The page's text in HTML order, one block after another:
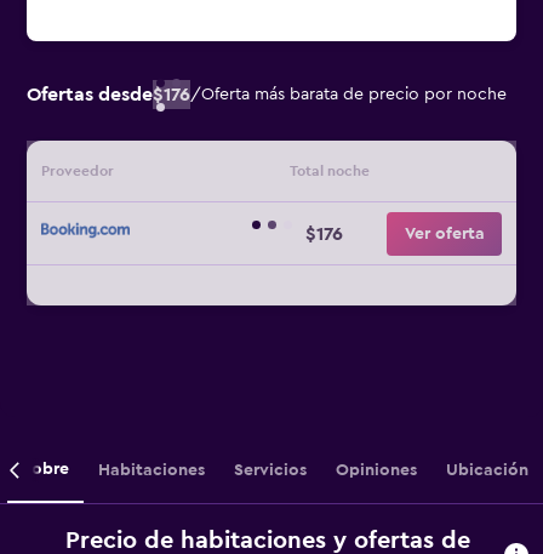
Ofertas desde$176/Oferta más barata de precio por noche
Proveedor Total noche
$176 Ver oferta
Sobre Habitaciones Servicios Opiniones Ubicación
Precio de habitaciones y ofertas de